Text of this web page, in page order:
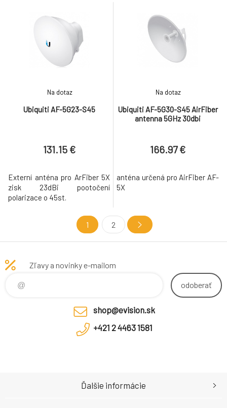
Ubiquiti AF-5G23-S45
Na dotaz
131.15 €
Externí anténa pro ArFiber 5X
zisk 23dBi pootočení
polarizace o 45st.
Ubiquiti AF-5G30-S45 AirFiber
antenna 5GHz 30dbi
Na dotaz
166.97 €
anténa určená pro AirFiber AF-
5X
1 2
Zľavy a novinky e-mailom
odoberať
shop@evision.sk
+421 2 4463 1581
Ďalšie informácie